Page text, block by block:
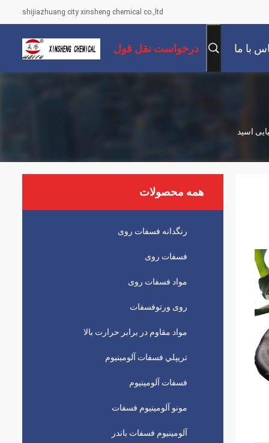
shijiazhuang city xinsheng chemical co.,ltd
با ما درخواست نقل قول
همه محصولات
رنگدانه فسفات روی
فسفات روی
مواد فسفات روی
روی ورتوفسفات
مواد مقاوم در برابر حرارت بالا
تريپلي فسفات آلومينيوم
فسفات آلومینیوم
مونو آلومینیوم فسفات
آلومینیوم فسفات باندر